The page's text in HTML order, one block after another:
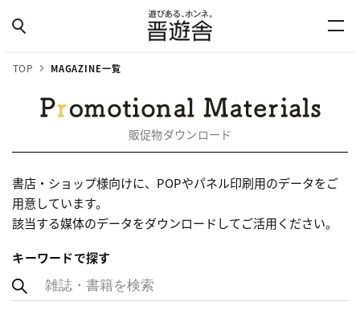
TOP MAGAZINE一覧
販促物ダウンロード
書店・ショップ様向けに、POPやパネル印刷用のデータをご
用意しています。
該当する媒体のデータをダウンロードしてご活用ください。
キーワードで探す